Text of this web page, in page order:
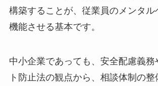
構築することが、従業員のメンタル
機能させる基本です。
中小企業であっても、安全配慮義務
ト防止法の観点から、相談体制の